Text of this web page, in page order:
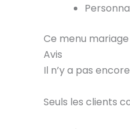
Ce menu
Avis
Il n’y a pas encore
Seuls les clients